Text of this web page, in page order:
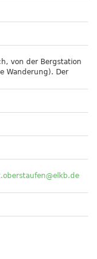
von der Bergstation
Wanderung). Der